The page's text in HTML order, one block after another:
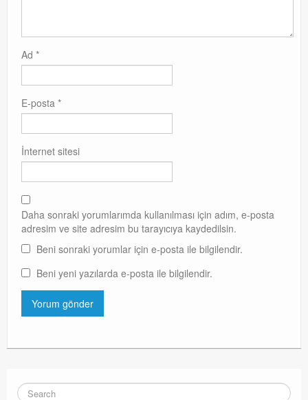
Ad *
E-posta *
İnternet sitesi
Daha sonraki yorumlarımda kullanılması için adım, e-posta
adresim ve site adresim bu tarayıcıya kaydedilsin.
Beni sonraki yorumlar için e-posta ile bilgilendir.
Beni yeni yazılarda e-posta ile bilgilendir.